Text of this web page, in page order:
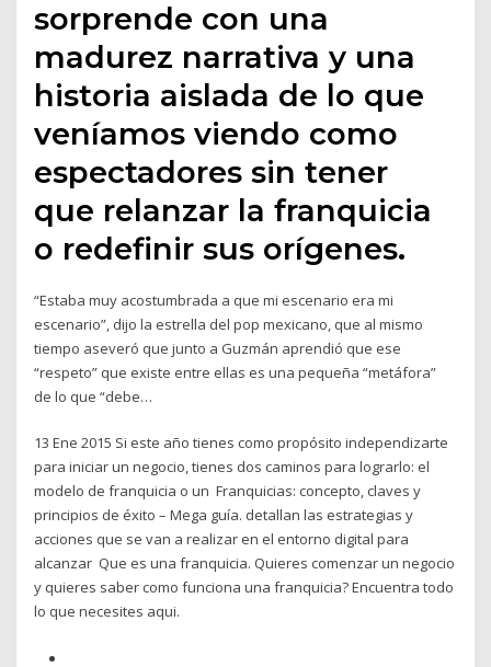
sorprende con una
madurez narrativa y una
historia aislada de lo que
veníamos viendo como
espectadores sin tener
que relanzar la franquicia
o redefinir sus orígenes.
“Estaba muy acostumbrada a que mi escenario era mi
escenario”, dijo la estrella del pop mexicano, que al mismo
tiempo aseveró que junto a Guzmán aprendió que ese
“respeto” que existe entre ellas es una pequeña “metáfora”
de lo que “debe…
13 Ene 2015 Si este año tienes como propósito independizarte
para iniciar un negocio, tienes dos caminos para lograrlo: el
modelo de franquicia o un Franquicias: concepto, claves y
principios de éxito – Mega guía. detallan las estrategias y
acciones que se van a realizar en el entorno digital para
alcanzar Que es una franquicia. Quieres comenzar un negocio
y quieres saber como funciona una franquicia? Encuentra todo
lo que necesites aqui.